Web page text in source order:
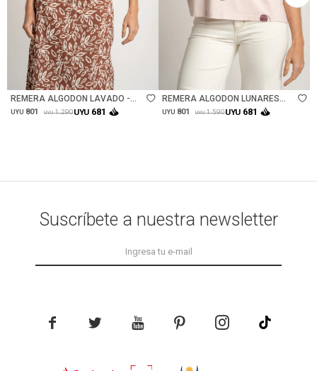
Talle
REMERA ALGODON LAVADO -
ROSA
UYU 801 UYU 1.290UYU 681
REMERA ALGODON LUNARES
ROSA - ROSA
UYU 801 UYU 1.590UYU 681
Suscríbete a nuestra newsletter
    